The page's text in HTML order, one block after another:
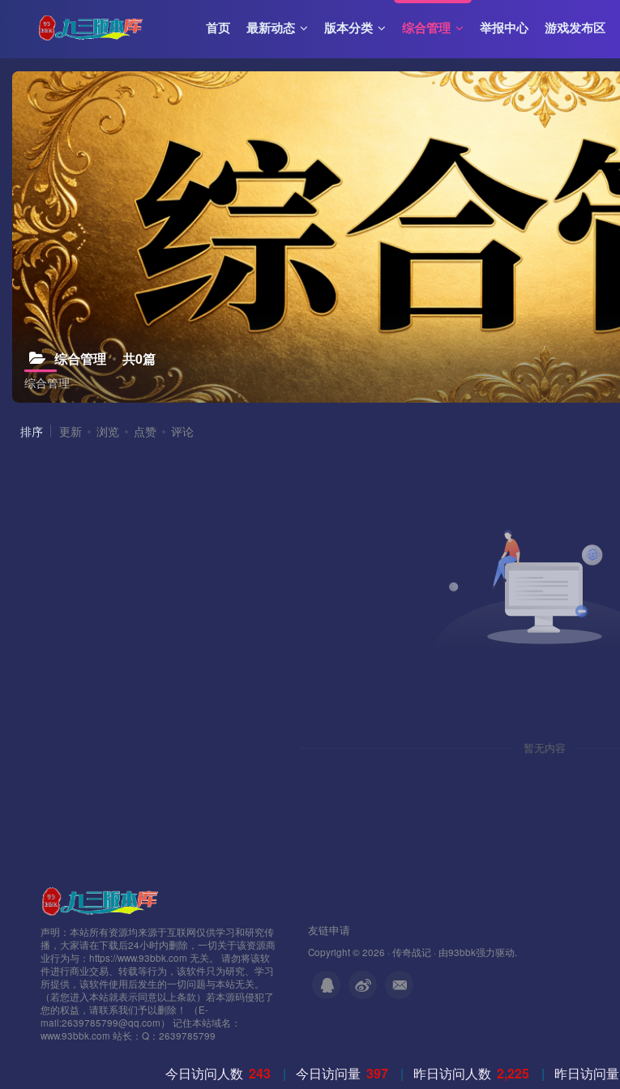
首页 最新动态 版本分类 综合管理 举报中心 游戏发布区
综合管理 共0篇
综合管理
排序 更新 浏览 点赞 评论
暂无内容
声明：本站所有资源均来源于互联网仅供学习和研究传
播，大家请在下载后24小时内删除，一切关于该资源商
业行为与：https://www.93bbk.com 无关。 请勿将该软
件进行商业交易、转载等行为，该软件只为研究、学习
所提供，该软件使用后发生的一切问题与本站无关。
（若您进入本站就表示同意以上条款）若本源码侵犯了
您的权益，请联系我们予以删除！ （E-
mail:2639785799@qq.com） 记住本站域名：
www.93bbk.com 站长：Q：2639785799
友链申请
Copyright © 2026 · 传奇战记 · 由93bbk强力驱动.
今日访问人数 243 | 今日访问量 397 | 昨日访问人数 2,225 | 昨日访问量